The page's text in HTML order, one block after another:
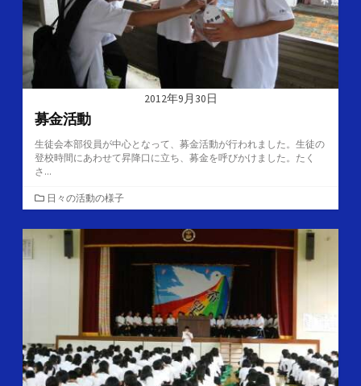
2012年9月30日
募金活動
生徒会本部役員が中心となって、募金活動が行われました。生徒の
登校時間にあわせて昇降口に立ち、募金を呼びかけました。たく
さ...
カ
テ
ゴ
リ
日々の活動の様子